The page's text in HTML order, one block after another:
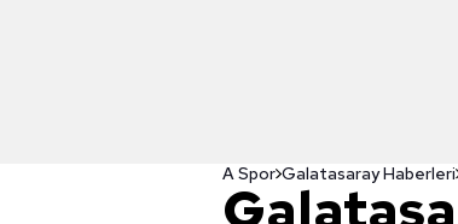
A Spor Galatasaray Haberleri